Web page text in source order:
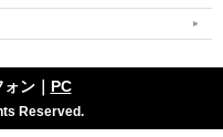
ン｜ PC
Reserved.